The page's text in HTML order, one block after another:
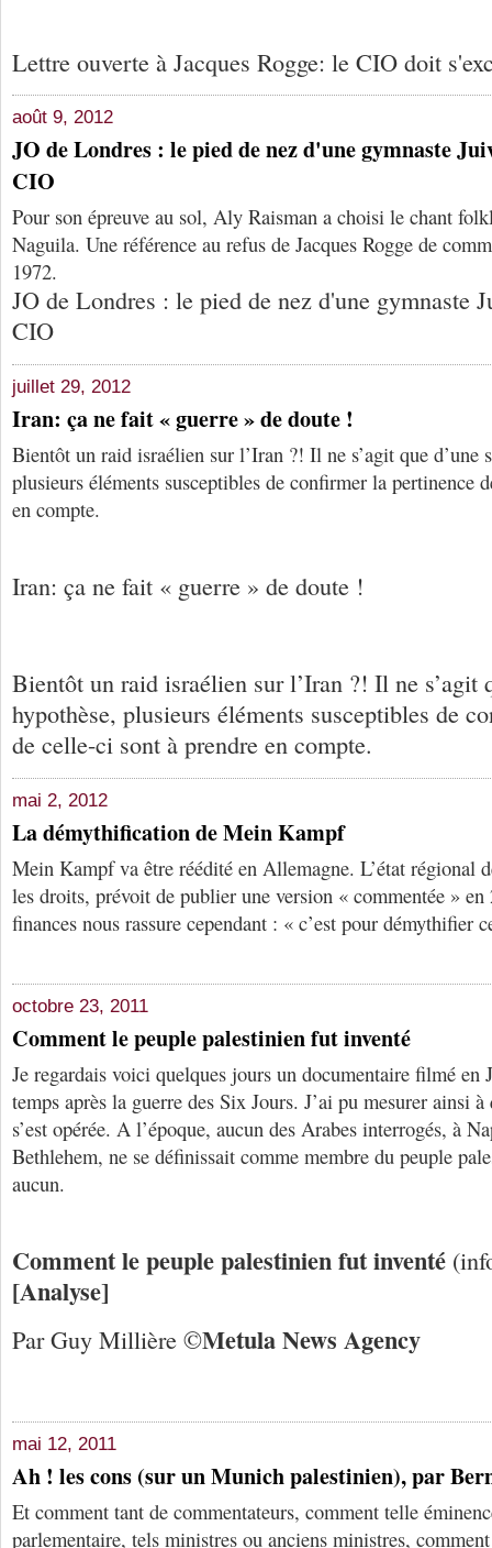
Lettre ouverte à Jacques Rogge: le CIO doit
août 9, 2012
JO de Londres : le pied de nez d'une gymnaste
CIO
Pour son épreuve au sol, Aly Raisman a choisi le chant
Naguila. Une référence au refus de Jacques Rogge de
1972.
JO de Londres : le pied de nez d'une gymnaste
CIO
juillet 29, 2012
Iran: ça ne fait « guerre » de doute !
Bientôt un raid israélien sur l’Iran ?! Il ne s’agit que d’une
plusieurs éléments susceptibles de confirmer la pertinence
en compte.
Iran: ça ne fait « guerre » de doute !
Bientôt un raid israélien sur l’Iran ?! Il ne s’agit
hypothèse, plusieurs éléments susceptibles de
de celle-ci sont à prendre en compte.
mai 2, 2012
La démythification de Mein Kampf
Mein Kampf va être réédité en Allemagne. L’état régional
les droits, prévoit de publier une version « commentée »
finances nous rassure cependant : « c’est pour démythifier
octobre 23, 2011
Comment le peuple palestinien fut inventé
Je regardais voici quelques jours un documentaire filmé en
temps après la guerre des Six Jours. J’ai pu mesurer ainsi
s’est opérée. A l’époque, aucun des Arabes interrogés, à
Bethlehem, ne se définissait comme membre du peuple
aucun.
Comment le peuple palestinien fut inventé
[Analyse]
Par Guy Millière ©MetulaNews Agency
mai 12, 2011
Ah ! les cons (sur un Munich palestinien), par
Et comment tant de commentateurs, comment telle
parlementaire, tels ministres ou anciens ministres,